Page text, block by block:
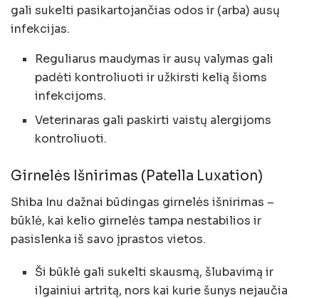
gali sukelti pasikartojančias odos ir (arba) ausų
infekcijas.
Reguliarus maudymas ir ausų valymas gali
padėti kontroliuoti ir užkirsti kelią šioms
infekcijoms.
Veterinaras gali paskirti vaistų alergijoms
kontroliuoti.
Girnelės Išnirimas (Patella Luxation)
Shiba Inu dažnai būdingas girnelės išnirimas –
būklė, kai kelio girnelės tampa nestabilios ir
pasislenka iš savo įprastos vietos.
Ši būklė gali sukelti skausmą, šlubavimą ir
ilgainiui artritą, nors kai kurie šunys nejaučia